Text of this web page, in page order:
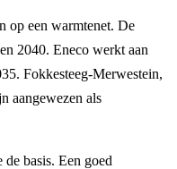
op een warmtenet. De
2040. Eneco werkt aan
Fokkesteeg-Merwestein,
aangewezen als
basis. Een goed